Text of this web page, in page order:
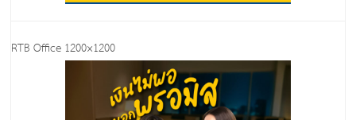
RTB Office 1200×1200